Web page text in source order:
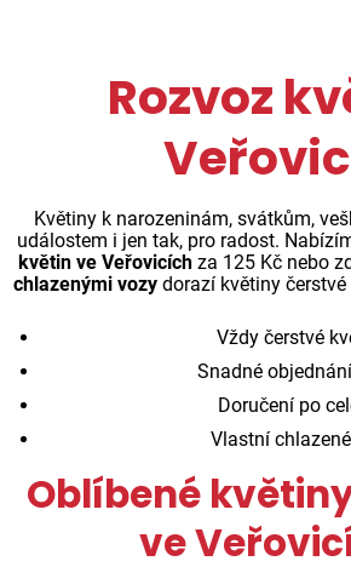
Rozvoz
Květiny k narozeninám, svátkům,
událostem i jen tak, pro radost.
květin ve Veřovicíchza 125 Kč nebo
chlazenými vozydorazí květiny
Vždy čerstvé
Snadné
Doručení po
Vlastní
Oblíbené
ve